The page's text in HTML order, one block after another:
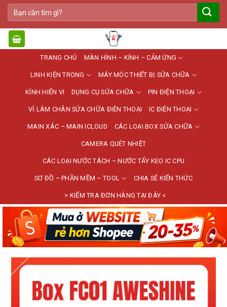
Bỏ
qua
nội
dung
Tìm
kiếm:
TRANG CHỦ MÀN HÌNH – KÍNH – CẢM ỨNG
LINH KIỆN TRONG MÁY MÓC THIẾT BỊ SỬA CHỮA
KÍNH HIỂN VI DỤNG CỤ SỬA CHỮA PIN ĐIỆN THOẠI
VỈ LÀM CHÂN SỬA CHỮA ĐIỆN THOẠI IC ĐIỆN THOẠI
MAIN XÁC – MAIN ICLOUD CÁC LOẠI BOX SỬA CHỮA
CAMERA QUÉT NHIỆT
CÁC LOẠI NƯỚC TÁCH – NƯỚC TẨY KEO IC CPU
SƠ ĐỒ – PHẦN MỀM – TOOL CHIA SẺ KIẾN THỨC
> KIỂM TRA ĐƠN HÀNG TẠI ĐÂY <